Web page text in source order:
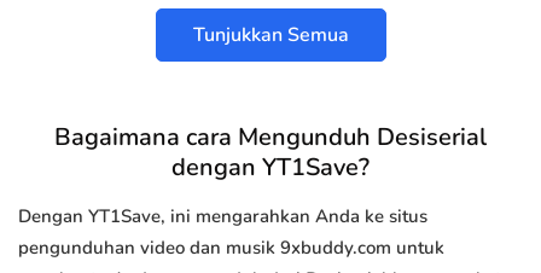
Tunjukkan Semua
Bagaimana cara Mengunduh Desiserial
dengan YT1Save?
Dengan YT1Save, ini mengarahkan Anda ke situs
pengunduhan video dan musik 9xbuddy.com untuk